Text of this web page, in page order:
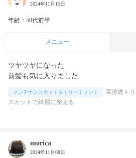
2024年11月15日
年齢：50代前半
メニュー
ツヤツヤになった
前髪も気に入りました
メンテナンスカット＆トリートメント
高浸透ト
スカットで綺麗に整える
morica
2024年11月08日